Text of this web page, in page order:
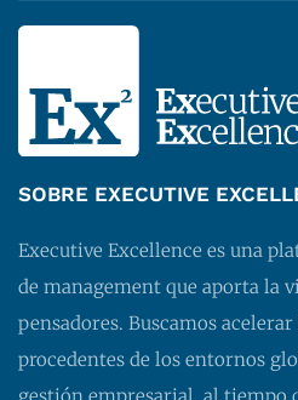
SOBRE EXECUTIVE
Executive Excellence es una
de management que aporta la
pensadores. Buscamos
procedentes de los entornos